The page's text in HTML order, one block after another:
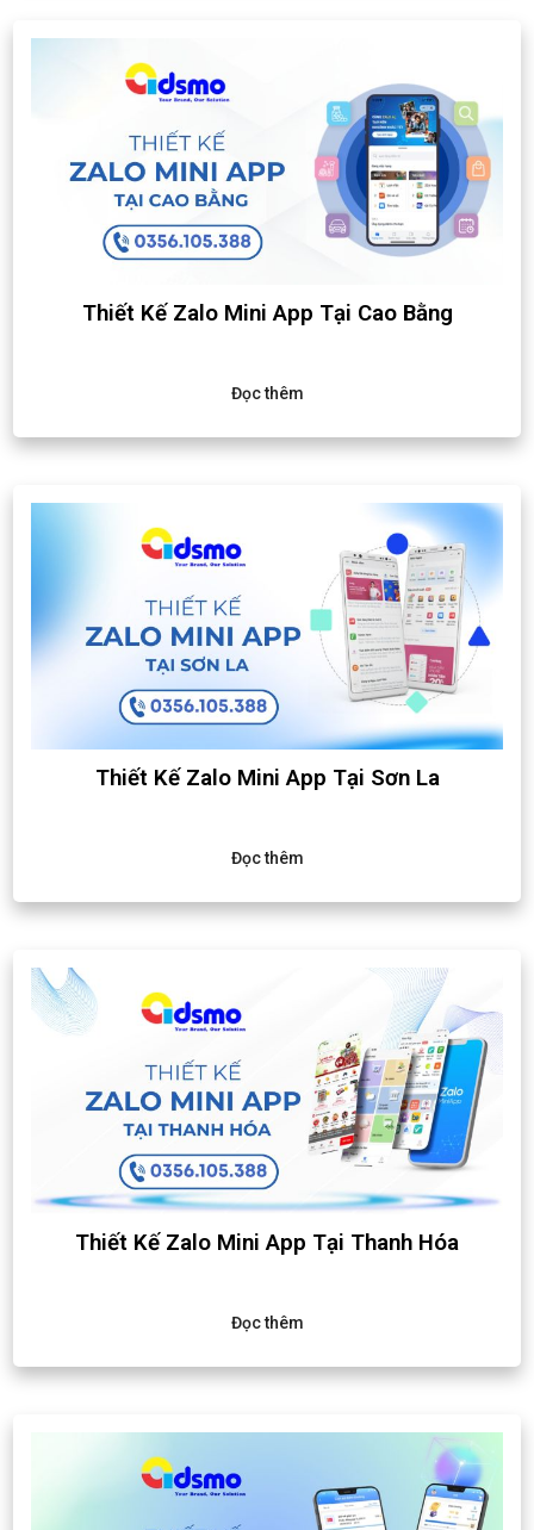
Thiết Kế Zalo Mini App Tại Cao Bằng
Đọc thêm
Thiết Kế Zalo Mini App Tại Sơn La
Đọc thêm
Thiết Kế Zalo Mini App Tại Thanh Hóa
Đọc thêm